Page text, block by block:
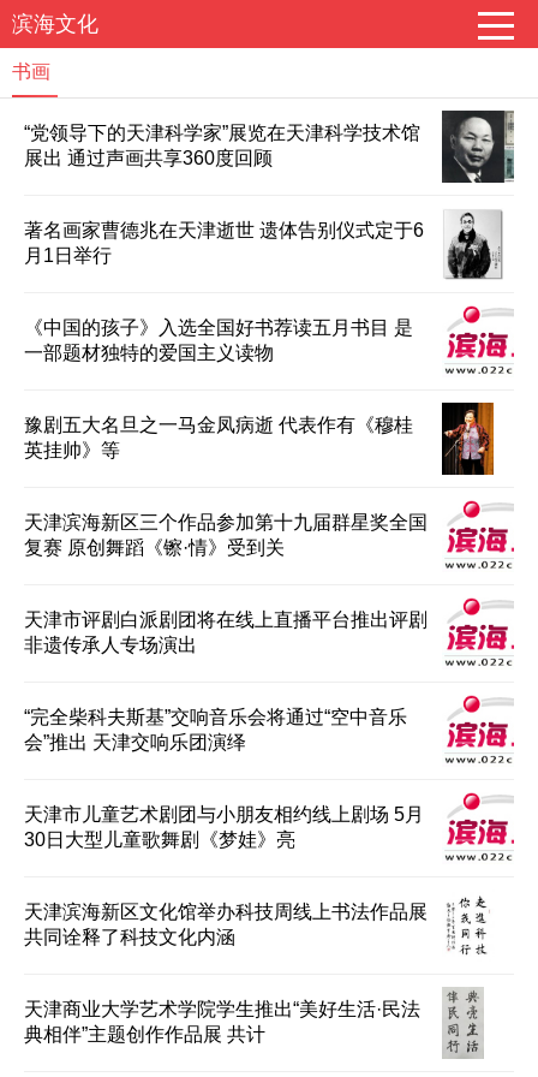
滨海文化
书画
“党领导下的天津科学家”展览在天津科学技术馆
展出 通过声画共享360度回顾
著名画家曹德兆在天津逝世 遗体告别仪式定于6
月1日举行
《中国的孩子》入选全国好书荐读五月书目 是
一部题材独特的爱国主义读物
豫剧五大名旦之一马金凤病逝 代表作有《穆桂
英挂帅》等
天津滨海新区三个作品参加第十九届群星奖全国
复赛 原创舞蹈《镲·情》受到关
天津市评剧白派剧团将在线上直播平台推出评剧
非遗传承人专场演出
“完全柴科夫斯基”交响音乐会将通过“空中音乐
会”推出 天津交响乐团演绎
天津市儿童艺术剧团与小朋友相约线上剧场 5月
30日大型儿童歌舞剧《梦娃》亮
天津滨海新区文化馆举办科技周线上书法作品展
共同诠释了科技文化内涵
天津商业大学艺术学院学生推出“美好生活·民法
典相伴”主题创作作品展 共计